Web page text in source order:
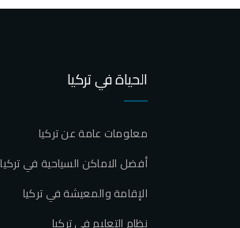
الحياة في تركيا
معلومات عامة عن تركيا
أفضل الاماكن السياحية في تركيا
الإقامة والمعيشة في تركيا
نظام التعليم في تركيا